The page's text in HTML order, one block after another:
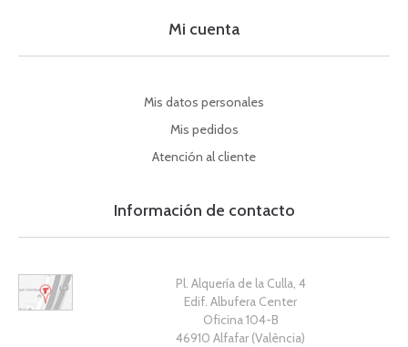
Mi cuenta
Mis datos personales
Mis pedidos
Atención al cliente
Información de contacto
Pl. Alquería de la Culla, 4
Edif. Albufera Center
Oficina 104-B
46910 Alfafar (València)